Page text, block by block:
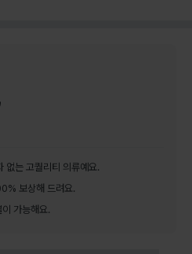
없는 고퀄리티 의류예요.
보상해 드려요.
가능해요.